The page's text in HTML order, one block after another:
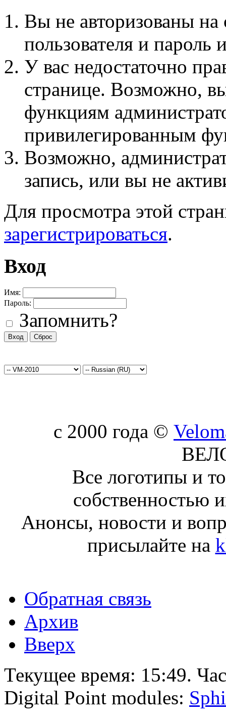
Вы не авторизованы на
пользователя и пароль
У вас недостаточно
странице. Возможно,
функциям
привилегированным
Возможно,
запись, или вы не
Для просмотра этой
зарегистрироваться.
Вход
Имя:
Пароль:
Запомнить?
c 2000 года ©
Все логотипы и
собственностью
Анонсы, новости и
присылайте на
Обратная связь
Архив
Вверх
Текущее время: 15:49.
Digital Point modules: